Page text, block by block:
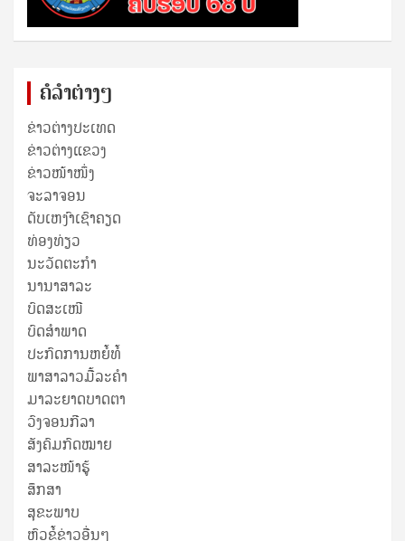
ຄໍລຳຕ່າງໆ
ຂ່າວຕ່າງປະເທດ
ຂ່າວ​ຕ່າງ​ແຂວງ
ຂ່າວໜ້າໜຶ່ງ
ຈະລາຈອນ
ດັບເຫງົາເຊົາຄຽດ
ທ່ອງທ່ຽວ
ນະວັດຕະກໍາ
ນານາສາລະ
ບົດສະເໜີ
ບົດສໍາພາດ
ປະກົດການຫຍໍ້ທໍ້
ພາສາລາວມື້ລະຄຳ
ມາລະຍາດບາດຕາ
ວົງຈອນກີລາ
ສັງຄົມກົດໝາຍ
ສາລະໜ້າຮູ້
ສຶກສາ
ສຸ​ຂະ​ພາບ
ຫົວຂໍ້ຂ່າວອື່ນໆ